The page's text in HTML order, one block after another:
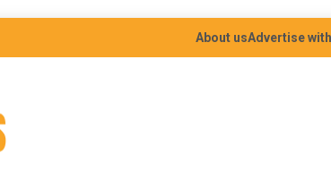
About usAdvertise